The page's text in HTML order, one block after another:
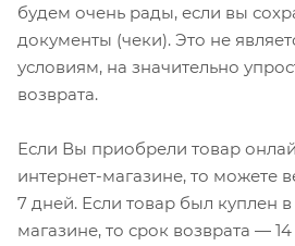
будем очень рады, если вы
документы (чеки). Это не
условиям, на значительно
возврата.
Если Вы приобрели товар
интернет-магазине, то можете
7 дней. Если товар был куплен
магазине, то срок возврата —